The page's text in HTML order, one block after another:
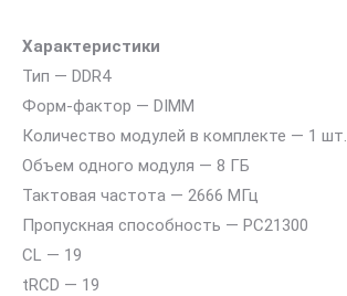
Характеристики
Тип — DDR4
Форм-фактор — DIMM
Количество модулей в комплекте — 1 шт.
Объем одного модуля — 8 ГБ
Тактовая частота — 2666 МГц
Пропускная способность — PC21300
CL — 19
tRCD — 19